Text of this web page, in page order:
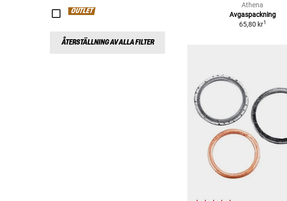
OUTLET
ÅTERSTÄLLNING AV ALLA FILTER
Athena
Avgaspackning
65,80 kr1